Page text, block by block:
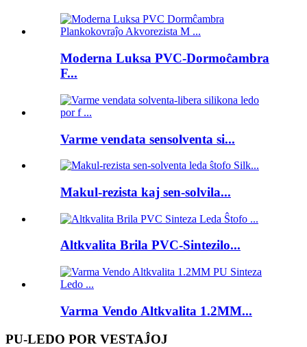
Moderna Luksa PVC-Dormoĉambra
F...
Varme vendata sensolventa si...
Makul-rezista kaj sen-solvila...
Altkvalita Brila PVC-Sintezilo...
Varma Vendo Altkvalita 1.2MM...
PU-LEDO POR VESTAĴOJ